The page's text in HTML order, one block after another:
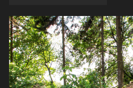
SZCZĘŚCIU"